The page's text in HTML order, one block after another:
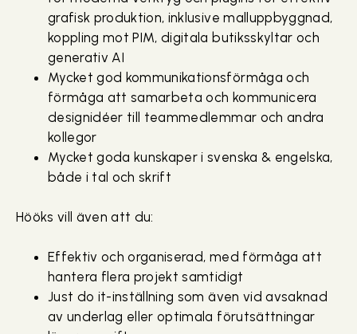
grafisk produktion, inklusive malluppbyggnad,
koppling mot PIM, digitala butiksskyltar och
generativ AI
Mycket god kommunikationsförmåga och
förmåga att samarbeta och kommunicera
designidéer till teammedlemmar och andra
kollegor
Mycket goda kunskaper i svenska & engelska,
både i tal och skrift
Hööks vill även att du:
Effektiv och organiserad, med förmåga att
hantera flera projekt samtidigt
Just do it-inställning som även vid avsaknad
av underlag eller optimala förutsättningar